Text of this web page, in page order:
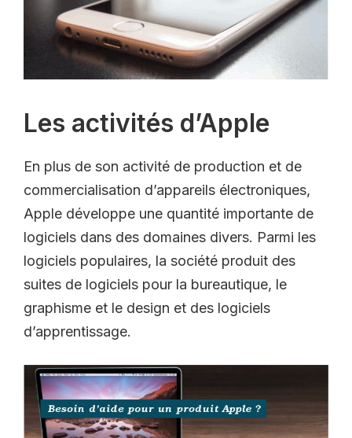
Les activités d’Apple
En plus de son activité de production et de
commercialisation d’appareils électroniques,
Apple développe une quantité importante de
logiciels dans des domaines divers. Parmi les
logiciels populaires, la société produit des
suites de logiciels pour la bureautique, le
graphisme et le design et des logiciels
d’apprentissage.